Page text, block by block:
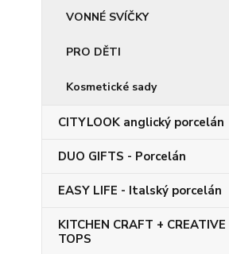
VONNÉ SVÍČKY
PRO DĚTI
Kosmetické sady
CITYLOOK anglický porcelán
DUO GIFTS - Porcelán
EASY LIFE - Italský porcelán
KITCHEN CRAFT + CREATIVE
TOPS